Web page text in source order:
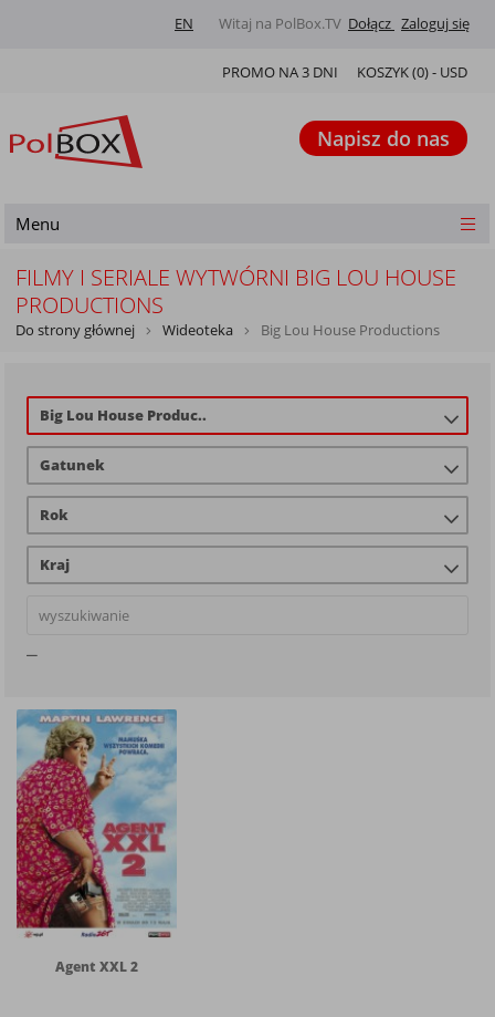
Witaj na PolBox.TV Dołącz Zaloguj się
EN
KOSZYK (0) - USD
PROMO NA 3 DNI
Napisz do nas
Menu
FILMY I SERIALE WYTWÓRNI BIG LOU HOUSE
PRODUCTIONS
Do strony głównej Wideoteka Big Lou House Productions
Big Lou House Produc..
Gatunek
Rok
Kraj
Agent XXL 2